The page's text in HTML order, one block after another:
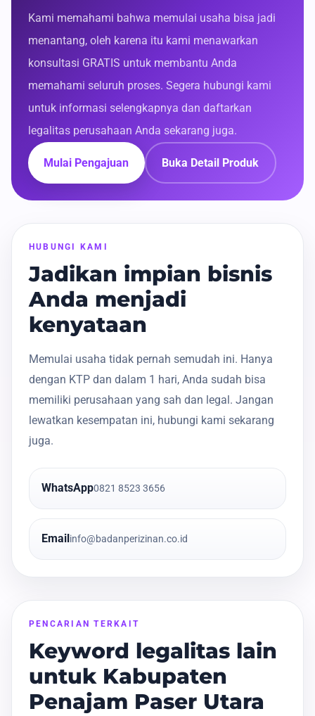
Kami memahami bahwa memulai usaha bisa jadi
menantang, oleh karena itu kami menawarkan
konsultasi GRATIS untuk membantu Anda
memahami seluruh proses. Segera hubungi kami
untuk informasi selengkapnya dan daftarkan
legalitas perusahaan Anda sekarang juga.
Mulai Pengajuan Buka Detail Produk
HUBUNGI KAMI
Jadikan impian bisnis
Anda menjadi
kenyataan
Memulai usaha tidak pernah semudah ini. Hanya
dengan KTP dan dalam 1 hari, Anda sudah bisa
memiliki perusahaan yang sah dan legal. Jangan
lewatkan kesempatan ini, hubungi kami sekarang
juga.
WhatsApp0821 8523 3656
Email info@badanperizinan.co.id
PENCARIAN TERKAIT
Keyword legalitas lain
untuk Kabupaten
Penajam Paser Utara